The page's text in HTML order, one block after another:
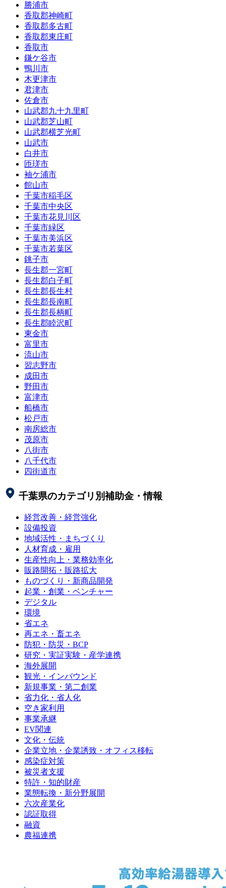
勝浦市
香取郡神崎町
香取郡多古町
香取郡東庄町
香取市
鎌ケ谷市
鴨川市
木更津市
君津市
佐倉市
山武郡九十九里町
山武郡芝山町
山武郡横芝光町
山武市
白井市
匝瑳市
袖ケ浦市
館山市
千葉市稲毛区
千葉市中央区
千葉市花見川区
千葉市緑区
千葉市美浜区
千葉市若葉区
銚子市
長生郡一宮町
長生郡白子町
長生郡長生村
長生郡長南町
長生郡長柄町
長生郡睦沢町
東金市
富里市
流山市
習志野市
成田市
野田市
富津市
船橋市
松戸市
南房総市
茂原市
八街市
八千代市
四街道市
千葉県のカテゴリ別補助金・情報
経営改善・経営強化
設備投資
地域活性・まちづくり
人材育成・雇用
生産性向上・業務効率化
販路開拓・販路拡大
ものづくり・新商品開発
起業・創業・ベンチャー
デジタル
環境
省エネ
再エネ・畜エネ
防犯・防災・BCP
研究・実証実験・産学連携
海外展開
観光・インバウンド
新規事業・第二創業
省力化・省人化
空き家利用
事業承継
EV関連
文化・伝統
企業立地・企業誘致・オフィス移転
感染症対策
被災者支援
特許・知的財産
業態転換・新分野展開
六次産業化
認証取得
融資
農福連携